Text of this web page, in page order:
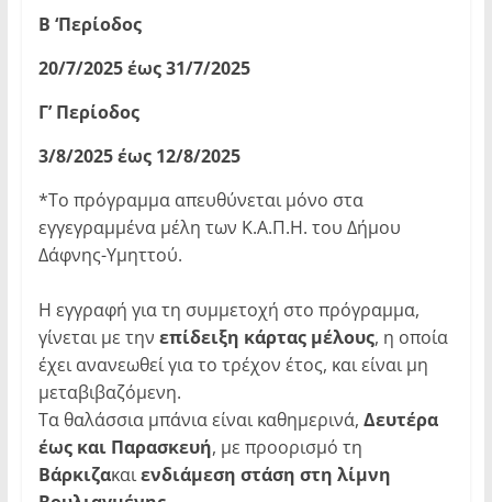
Β ‘Περίοδος
20/7/2025 έως 31/7/2025
Γ’ Περίοδος
3/8/2025 έως 12/8/2025
*Το πρόγραμμα απευθύνεται μόνο στα
εγγεγραμμένα μέλη των Κ.Α.Π.Η. του Δήμου
Δάφνης-Υμηττού.
Η εγγραφή για τη συμμετοχή στο πρόγραμμα,
γίνεται με την επίδειξη κάρτας μέλους, η οποία
έχει ανανεωθεί για το τρέχον έτος, και είναι μη
μεταβιβαζόμενη.
Τα θαλάσσια μπάνια είναι καθημερινά, Δευτέρα
έως και Παρασκευή, με προορισμό τη
Βάρκιζακαιενδιάμεση στάση στη λίμνη